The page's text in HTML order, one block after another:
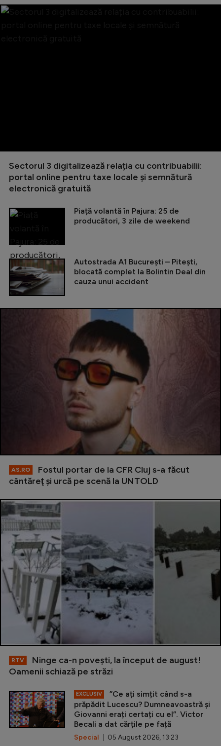
Sectorul 3 digitalizează relația cu contribuabilii:
portal online pentru taxe locale și semnătură
electronică gratuită
Piață volantă în Pajura: 25 de
producători, 3 zile de weekend
Autostrada A1 București – Pitești,
blocată complet la Bolintin Deal din
cauza unui accident
AS.RO
Fostul portar de la CFR Cluj s-a făcut
cântăreţ şi urcă pe scenă la UNTOLD
RTV
Ninge ca-n povești, la început de august!
Oamenii schiază pe străzi
EXCLUSIV
”Ce ați simțit când s-a
prăpădit Lucescu? Dumneavoastră și
Giovanni erați certați cu el”. Victor
Becali a dat cărțile pe față
Special | 05 August 2026, 13:23